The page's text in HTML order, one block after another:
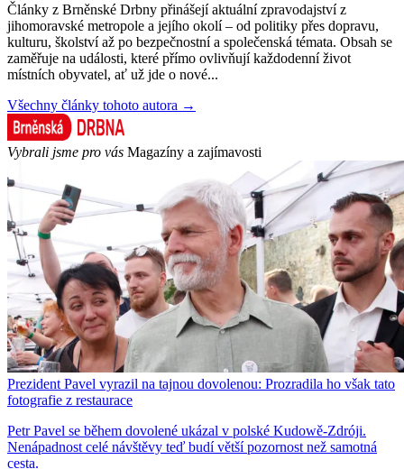
Články z Brněnské Drbny přinášejí aktuální zpravodajství z
jihomoravské metropole a jejího okolí – od politiky přes dopravu,
kulturu, školství až po bezpečnostní a společenská témata. Obsah se
zaměřuje na události, které přímo ovlivňují každodenní život
místních obyvatel, ať už jde o nové...
Všechny články tohoto autora →
Vybrali jsme pro vás Magazíny a zajímavosti
Prezident Pavel vyrazil na tajnou dovolenou: Prozradila ho však tato
fotografie z restaurace
Petr Pavel se během dovolené ukázal v polské Kudowě-Zdróji.
Nenápadnost celé návštěvy teď budí větší pozornost než samotná
cesta.